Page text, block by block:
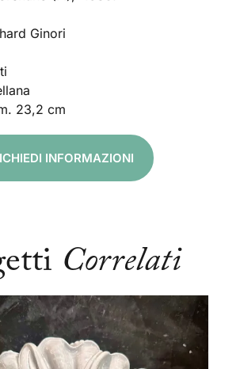
Ginori
23,2 cm
INFORMAZIONI
Correlati